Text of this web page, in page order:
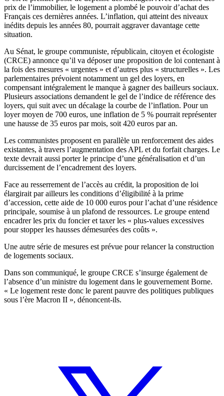
prix de l’immobilier, le logement a plombé le pouvoir d’achat des
Français ces dernières années. L’inflation, qui atteint des niveaux
inédits depuis les années 80, pourrait aggraver davantage cette
situation.
Au Sénat, le groupe communiste, républicain, citoyen et écologiste
(CRCE) annonce qu’il va déposer une proposition de loi contenant à
la fois des mesures « urgentes » et d’autres plus « structurelles ». Les
parlementaires prévoient notamment un gel des loyers, en
compensant intégralement le manque à gagner des bailleurs sociaux.
Plusieurs associations demandent le gel de l’indice de référence des
loyers, qui suit avec un décalage la courbe de l’inflation. Pourun
loyer moyen de 700 euros, une inflation de 5 % pourrait représenter
une hausse de 35 euros par mois, soit 420 euros par an.
Les communistes proposent en parallèle un renforcement des aides
existantes, à travers l’augmentation des APL et du forfait charges. Le
texte devrait aussi porter le principe d’une généralisation et d’un
durcissement de l’encadrement des loyers.
Face au resserrement de l’accès au crédit, la proposition de loi
élargirait par ailleurs les conditions d’éligibilité à la prime
d’accession, cette aide de 10 000 euros pour l’achat d’une résidence
principale, soumise à un plafond de ressources. Le groupe entend
encadrer les prix du foncier et taxer les « plus-values excessives
pour stopper les hausses démesurées des coûts ».
Une autre série de mesures est prévue pour relancer la construction
de logements sociaux.
Dans son communiqué, le groupe CRCE s’insurge également de
l’absence d’un ministre du logement dans le gouvernement Borne.
« Le logement reste donc le parent pauvre des politiques publiques
sous l’ère Macron II », dénoncent-ils.